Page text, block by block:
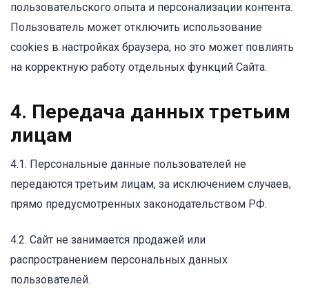
пользовательского опыта и персонализации контента.
Пользователь может отключить использование
cookies в настройках браузера, но это может повлиять
на корректную работу отдельных функций Сайта.
4. Передача данных третьим
лицам
4.1. Персональные данные пользователей не
передаются третьим лицам, за исключением случаев,
прямо предусмотренных законодательством РФ.
4.2. Сайт не занимается продажей или
распространением персональных данных
пользователей.